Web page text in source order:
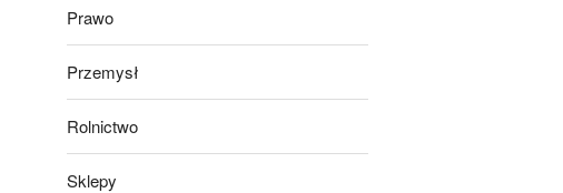
Prawo
Przemysł
Rolnictwo
Sklepy